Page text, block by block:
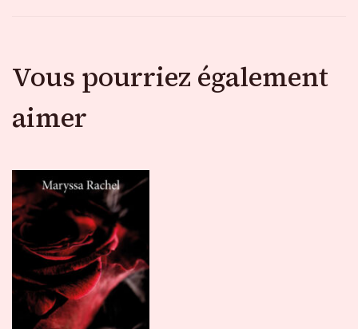
Vous pourriez également
aimer